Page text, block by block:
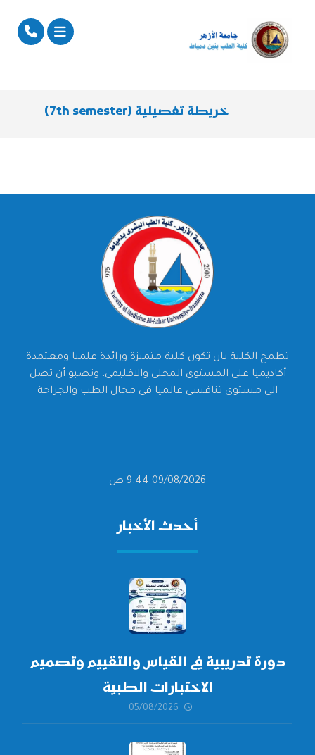
خريطة تفصيلية (7th semester)
تطمح الكلية بان تكون كلية متميزة ورائدة علميا ومعتمدة
أكاديميا على المستوى المحلى والاقليمى، وتصبو أن تصل
الى مستوى تنافسى عالميا فى مجال الطب والجراحة
09/08/2026 9:44 ص
أحدث الأخبار
دورة تدريبية في القياس والتقييم وتصميم
الاختبارات الطبية
05/08/2026